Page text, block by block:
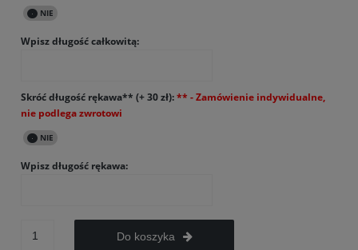
Wpisz długość całkowitą:
Skróć długość rękawa** (+ 30 zł):
Wpisz długość rękawa:
Do koszyka